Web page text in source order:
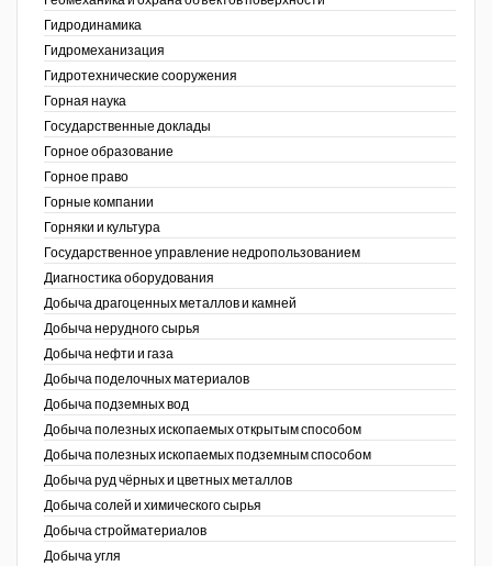
Гидродинамика
Гидромеханизация
Гидротехнические сооружения
Горная наука
Государственные доклады
Горное образование
Горное право
Горные компании
Горняки и культура
Государственное управление недропользованием
Диагностика оборудования
Добыча драгоценных металлов и камней
Добыча нерудного сырья
Добыча нефти и газа
Добыча поделочных материалов
Добыча подземных вод
Добыча полезных ископаемых открытым способом
Добыча полезных ископаемых подземным способом
Добыча руд чёрных и цветных металлов
Добыча солей и химического сырья
Добыча стройматериалов
Добыча угля
Разведка и охрана недр
Стандарт качества
Сфера. Нефть и газ
Уголь
Уголь Кузбасса
Химагрегаты
Электроэнергия. Передача и
распределение
Coal People Magazine
PWC